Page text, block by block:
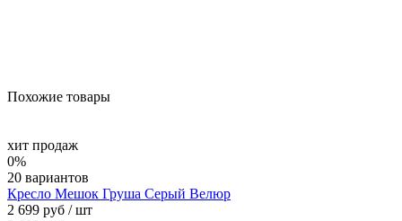
Похожие товары
хит продаж
0%
20 вариантов
Кресло Мешок Груша Серый Велюр
2 699 руб / шт